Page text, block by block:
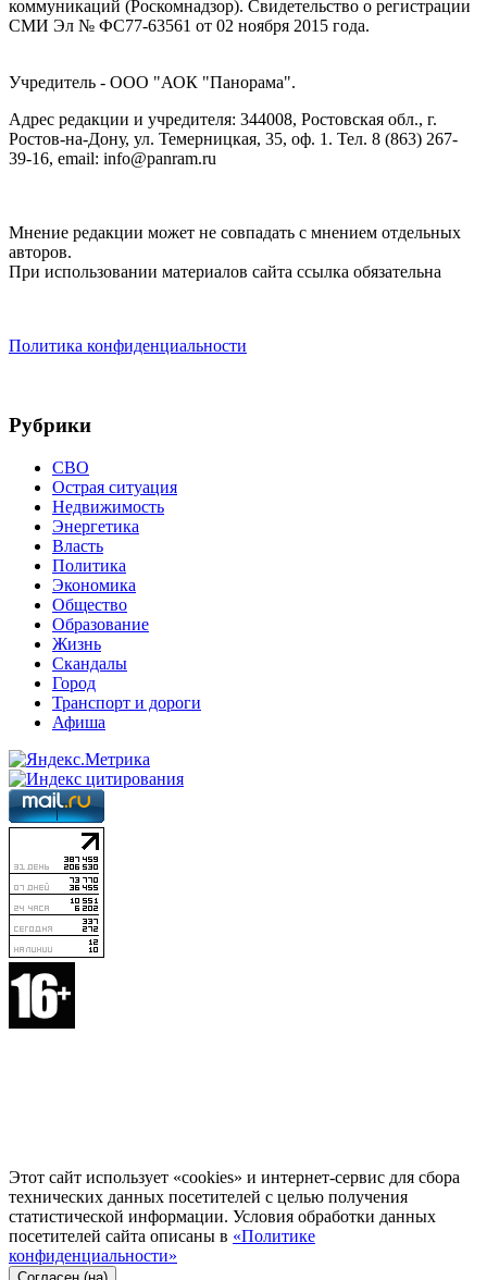
коммуникаций (Роскомнадзор). Cвидетельство о регистрации
СМИ Эл № ФС77-63561 от 02 ноября 2015 года.
Учредитель - ООО "АОК "Панорама".
Адрес редакции и учредителя: 344008, Ростовская обл., г.
Ростов-на-Дону, ул. Темерницкая, 35, оф. 1. Тел. 8 (863) 267-
39-16, email: info@panram.ru
Мнение редакции может не совпадать с мнением отдельных
авторов.
При использовании материалов сайта ссылка обязательна
Политика конфиденциальности
Рубрики
СВО
Острая ситуация
Недвижимость
Энергетика
Власть
Политика
Экономика
Общество
Образование
Жизнь
Скандалы
Город
Транспорт и дороги
Афиша
Этот сайт использует «cookies» и интернет-сервис для сбора
технических данных посетителей с целью получения
статистической информации. Условия обработки данных
посетителей сайта описаны в «Политике
конфиденциальности»